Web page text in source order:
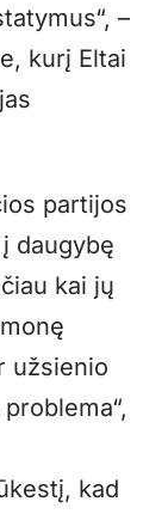
–
kurį Eltai
partijos
daugybę
kai jų
užsienio
kad